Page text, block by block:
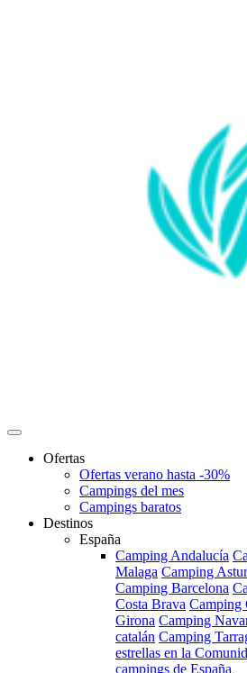
Ofertas
Ofertas verano hasta -30%
Campings del mes
Campings baratos
Destinos
España
Camping Andalucía
Malaga Camping
Camping Barcelona
Costa Brava Camping
Girona Camping
catalán Camping
estrellas en la
campings de España